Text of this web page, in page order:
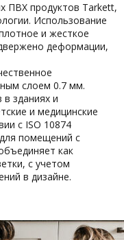
ПВХ продуктов Tarkett,
Использование
и жесткое
деформации,
слоем 0.7 мм.
зданиях и
и медицинские
с ISO 10874
помещений с
как
с учетом
в дизайне.